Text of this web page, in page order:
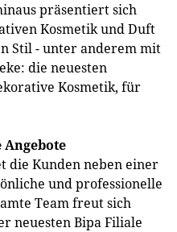
präsentiert sich
Kosmetik und Duft
Stil - unter anderem mit
die neuesten
Kosmetik, für
die Kunden neben einer
und professionelle
Team freut sich
neuesten Bipa Filiale